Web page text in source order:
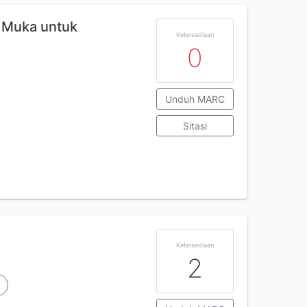
untuk Ketersediaan
0
Unduh MARC
Sitasi
Ketersediaan
2